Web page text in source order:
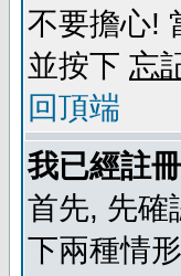
不要擔心!
並按下 忘
回頂端
我已經註
首先, 先確
下兩種情